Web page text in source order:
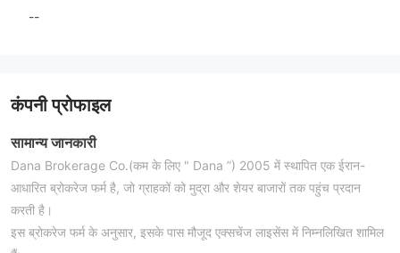
--
कंपनी प्रोफाइल
सामान्य जानकारी
Dana Brokerage Co.(कम के लिए " Dana ”) 2005 में स्थापित एक ईरान-
आधारित ब्रोकरेज फर्म है, जो ग्राहकों को मुद्रा और शेयर बाजारों तक पहुंच प्रदान
करती है।
इस ब्रोकरेज फर्म के अनुसार, इसके पास मौजूद एक्सचेंज लाइसेंस में निम्नलिखित शामिल